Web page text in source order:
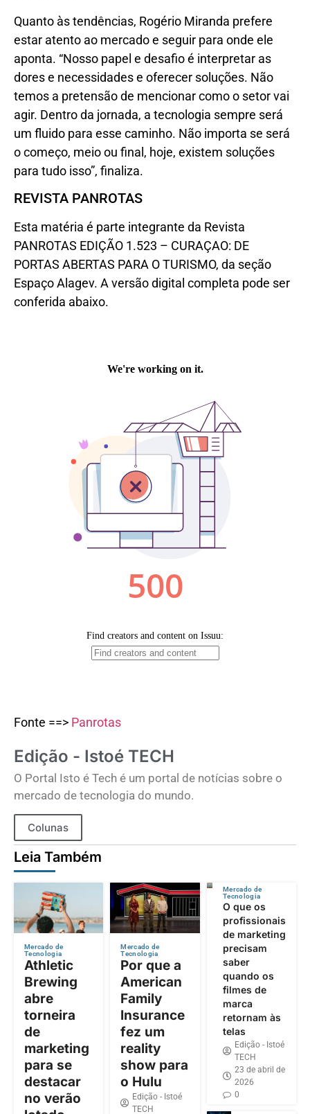
Quanto às tendências, Rogério Miranda prefere
estar atento ao mercado e seguir para onde ele
aponta. “Nosso papel e desafio é interpretar as
dores e necessidades e oferecer soluções. Não
temos a pretensão de mencionar como o setor vai
agir. Dentro da jornada, a tecnologia sempre será
um fluido para esse caminho. Não importa se será
o começo, meio ou final, hoje, existem soluções
para tudo isso”, finaliza.
REVISTA PANROTAS
Esta matéria é parte integrante da Revista
PANROTAS EDIÇÃO 1.523 – CURAÇAO: DE
PORTAS ABERTAS PARA O TURISMO, da seção
Espaço Alagev. A versão digital completa pode ser
conferida abaixo.
Fonte ==> Panrotas
Edição - Istoé TECH
O Portal Isto é Tech é um portal de notícias sobre o
mercado de tecnologia do mundo.
Colunas
Leia Também
Mercado de
Tecnologia
Athletic
Brewing
abre
torneira
de
marketing
para se
destacar
no verão
Mercado de
Tecnologia
Por que a
American
Family
Insurance
fez um
reality
show para
o Hulu
Edição - Istoé
TECH
Mercado de
Tecnologia
O que os
profissionais
de marketing
precisam
saber
quando os
filmes de
marca
retornam às
telas
Edição - Istoé
TECH
23 de abril de
2026
0